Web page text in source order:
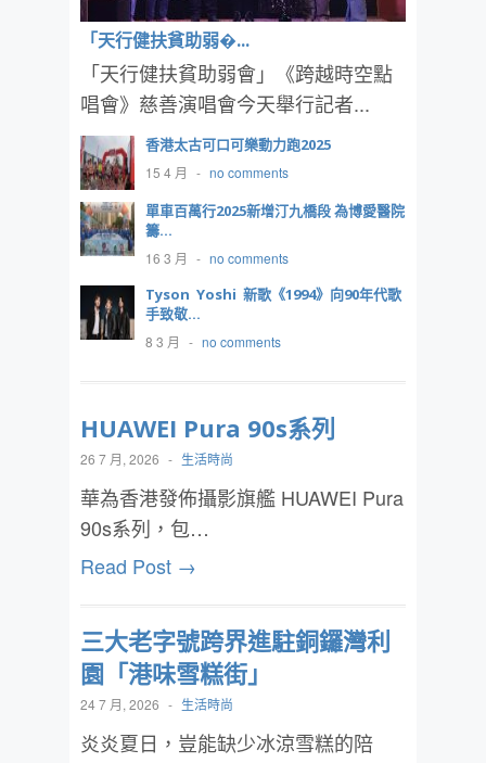
「天行健扶貧助弱�...
「天行健扶貧助弱會」《跨越時空點
唱會》慈善演唱會今天舉行記者...
香港太古可口可樂動力跑2025
15 4 月 - no comments
單車百萬行2025新增汀九橋段 為博愛醫院
籌...
16 3 月 - no comments
Tyson Yoshi 新歌《1994》向90年代歌
手致敬...
8 3 月 - no comments
HUAWEI Pura 90s系列
26 7 月, 2026 - 生活時尚
華為香港發佈攝影旗艦 HUAWEI Pura
90s系列，包…
Read Post →
三大老字號跨界進駐銅鑼灣利
園「港味雪糕街」
24 7 月, 2026 - 生活時尚
炎炎夏日，豈能缺少冰涼雪糕的陪